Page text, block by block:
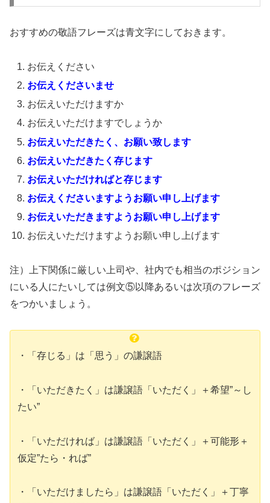
おすすめの敬語フレーズは青文字にしておきます。
お伝えください
お伝えくださいませ
お伝えいただけますか
お伝えいただけますでしょうか
お伝えいただきたく、お願い致します
お伝えいただきたく存じます
お伝えいただければと存じます
お伝えくださいますようお願い申し上げます
お伝えいただきますようお願い申し上げます
お伝えいただけますようお願い申し上げます
注）上下関係に厳しい上司や、社内でも相当のポジション
にいる人にたいしては例文⑤以降あるいは次項のフレーズ
をつかいましょう。
・「存じる」は「思う」の謙譲語
・「いただきたく」は謙譲語「いただく」＋希望”～し
たい”
・「いただければ」は謙譲語「いただく」＋可能形＋
仮定”たら・れば”
・「いただけましたら」は謙譲語「いただく」＋丁寧